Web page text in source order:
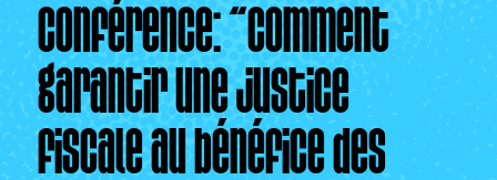
Conférence: “Comment
garantir une justice
fiscale au bénéfice des